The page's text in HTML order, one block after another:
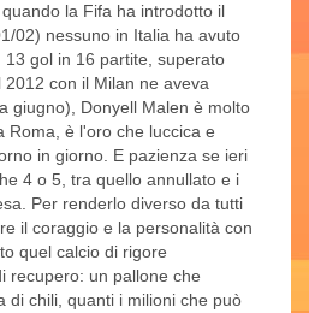
la Fifa ha introdotto il
02) nessuno in Italia ha avuto
gol in 16 partite, superato
con il Milan ne aveva
giugno), Donyell Malen è molto
Roma, è l'oro che luccica e
in giorno. E pazienza se ieri
4 o 5, tra quello annullato e i
Per renderlo diverso da tutti
il coraggio e la personalità con
quel calcio di rigore
recupero: un pallone che
di chili, quanti i milioni che può